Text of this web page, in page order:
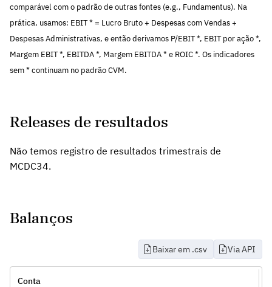
comparável com o padrão de outras fontes (e.g., Fundamentus). Na
prática, usamos: EBIT * = Lucro Bruto + Despesas com Vendas +
Despesas Administrativas, e então derivamos P/EBIT *, EBIT por ação *,
Margem EBIT *, EBITDA *, Margem EBITDA * e ROIC *. Os indicadores
sem * continuam no padrão CVM.
Releases de resultados
Não temos registro de resultados trimestrais de
MCDC34.
Balanços
Baixar em .csv Via API
Conta